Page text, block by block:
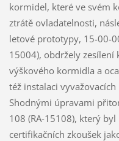
kormidel, které ve svém
ztrátě ovladatelnosti,
letové prototypy, 15-00-
15004), obdržely zesílení
výškového kormidla a
též instalaci
Shodnými úpravami
108 (RA-15108), který
certifikačních zkoušek